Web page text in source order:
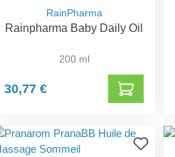
RainPharma
Rainpharma Baby Daily Oil
200 ml
30,77 €